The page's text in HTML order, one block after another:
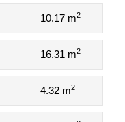
10.17 m2
16.31 m2
4.32 m2